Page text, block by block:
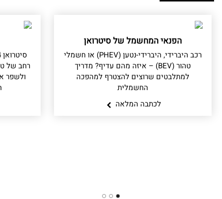
הפנאי המחשמל של סיטרואן
רכב היברידי, היברידי-נטען (PHEV) או חשמלי
טהור (BEV) – איזה מהם עדיף? מדריך
למתלבטים שרוצים להצטרף למהפכה
החשמלית
לכתבה המלאה
רחב של
ולשפר